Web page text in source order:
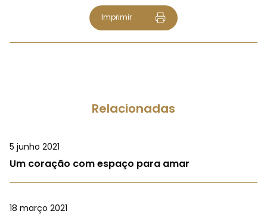
Imprimir
Relacionadas
5 junho 2021
Um coração com espaço para amar
18 março 2021